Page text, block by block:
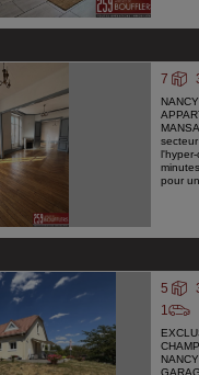
7
pour
5
1